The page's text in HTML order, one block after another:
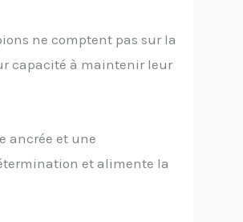
ne comptent pas sur la
capacité à maintenir leur
ancrée et une
et alimente la